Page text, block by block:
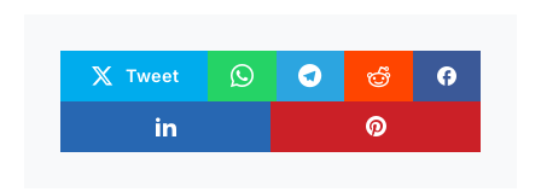
Tweet